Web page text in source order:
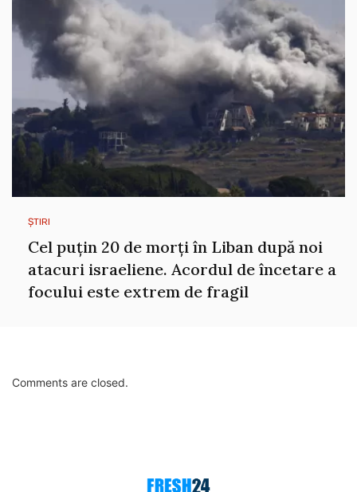
ȘTIRI
Cel puțin 20 de morți în Liban după noi
atacuri israeliene. Acordul de încetare a
focului este extrem de fragil
Comments are closed.